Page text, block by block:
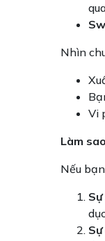
Nhìn
Vi
Làm
Nếu